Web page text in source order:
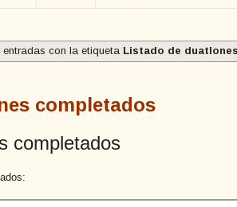
con la etiqueta Listado de
completados
completados